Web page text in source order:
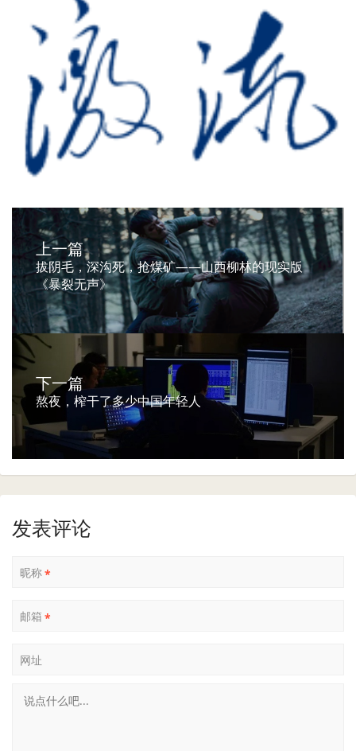
上一篇
拔阴毛，深沟死，抢煤矿——山西柳林的现实版
《暴裂无声》
下一篇
熬夜，榨干了多少中国年轻人
发表评论
昵称*
邮箱 *
网址